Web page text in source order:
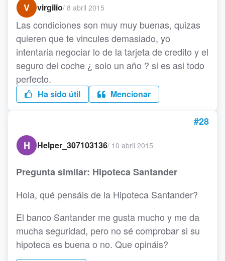
V
virgilio/ 8 abril 2015
Las condiciones son muy muy buenas, quizas
quieren que te vincules demasiado, yo
intentaria negociar lo de la tarjeta de credito y el
seguro del coche ¿ solo un año ? si es asi todo
perfecto.
Ha sido útil Mencionar
#28
H
Helper_307103136/ 10 abril 2015
Pregunta similar: Hipoteca Santander
Hola, qué pensáis de la Hipoteca Santander?
El banco Santander me gusta mucho y me da
mucha seguridad, pero no sé comprobar si su
hipoteca es buena o no. Que opináis?